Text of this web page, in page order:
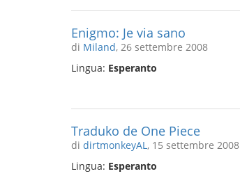
Enigmo: Je via sano
di Miland, 26 settembre 2008
Lingua: Esperanto
Traduko de One Piece
di dirtmonkeyAL, 15 settembre 2008
Lingua: Esperanto